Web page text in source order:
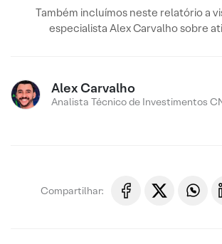
Também incluímos neste relatório a
especialista Alex Carvalho sobre
Alex Carvalho
Analista Técnico de Investimentos
Compartilhar: